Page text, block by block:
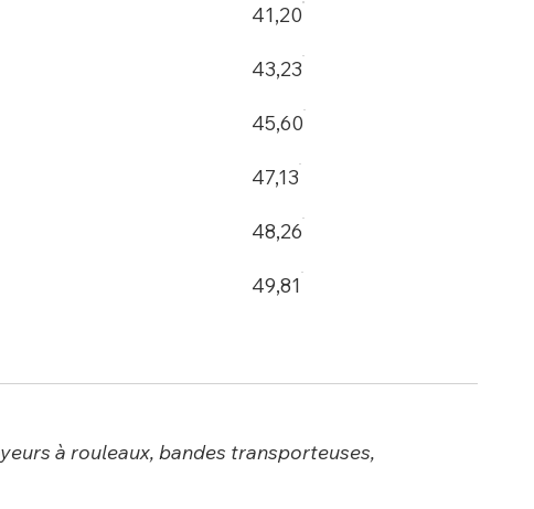
41,20
43,23
45,60
47,13
48,26
49,81
à rouleaux, bandes transporteuses,